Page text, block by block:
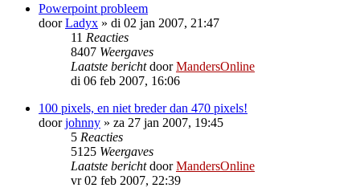
Powerpoint probleem
doorLadyx » di 02 jan 2007, 21:47
11 Reacties
8407 Weergaves
Laatste berichtdoorMandersOnline
di 06 feb 2007, 16:06
100 pixels, en niet breder dan 470 pixels!
doorjohnny » za 27 jan 2007, 19:45
5 Reacties
5125 Weergaves
Laatste berichtdoorMandersOnline
vr 02 feb 2007, 22:39